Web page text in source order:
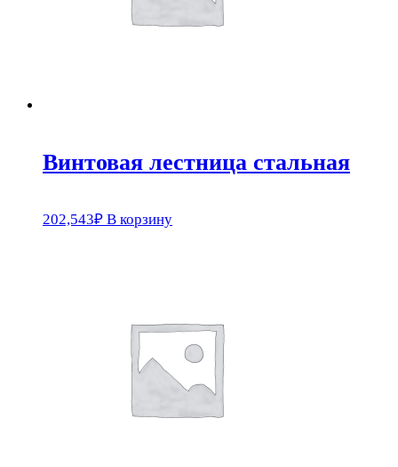
Винтовая лестница стальная
202,543₽ В корзину